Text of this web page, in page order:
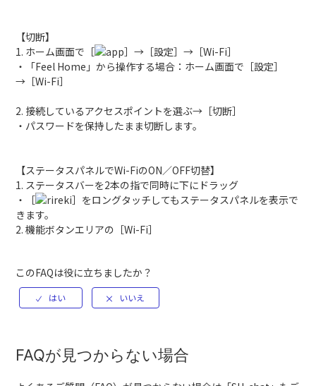
【切断】
1. ホーム画面で［
］→［設定］→［Wi-Fi］
・「Feel Home」から操作する場合：ホーム画面で［設定］
→［Wi-Fi］
2. 接続しているアクセスポイントを選ぶ→［切断］
・パスワードを保持したまま切断します。
【ステータスパネルでWi-FiのON／OFF切替】
1. ステータスバーを2本の指で同時に下にドラッグ
・［
］をロングタッチしてもステータスパネルを表示で
きます。
2. 機能ボタンエリアの［Wi-Fi］
このFAQは役に立ちましたか？
FAQが見つからない場合